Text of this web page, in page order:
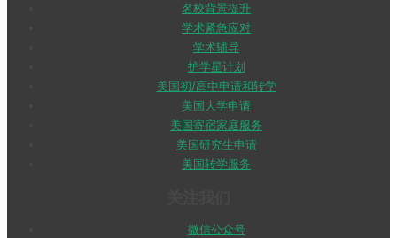
名校背景提升
学术紧急应对
学术辅导
护学星计划
美国初/高中申请和转学
美国大学申请
美国寄宿家庭服务
美国研究生申请
美国转学服务
微信公众号